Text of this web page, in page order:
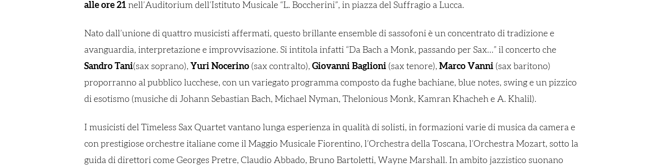
alle ore 21 nell’Auditorium dell’Istituto Musicale “L. Boccherini”, in piazza del Suffragio a Lucca.
Nato dall’unione di quattro musicisti affermati, questo brillante ensemble di sassofoni è un concentrato di tradizione e
avanguardia, interpretazione e improvvisazione. Si intitola infatti “Da Bach a Monk, passando per Sax…” il concerto che
Sandro Tani(sax soprano), Yuri Nocerino (sax contralto), Giovanni Baglioni (sax tenore), Marco Vanni (sax baritono)
proporranno al pubblico lucchese, con un variegato programma composto da fughe bachiane, blue notes, swing e un pizzico
di esotismo (musiche di Johann Sebastian Bach, Michael Nyman, Thelonious Monk, Kamran Khacheh e A. Khalil).
I musicisti del Timeless Sax Quartet vantano lunga esperienza in qualità di solisti, in formazioni varie di musica da camera e
con prestigiose orchestre italiane come il Maggio Musicale Fiorentino, l’Orchestra della Toscana, l’Orchestra Mozart, sotto la
guida di direttori come Georges Pretre, Claudio Abbado, Bruno Bartoletti, Wayne Marshall. In ambito jazzistico suonano